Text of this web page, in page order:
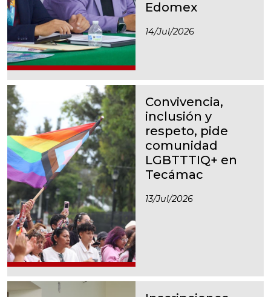
Edomex
14/jul/2026
Convivencia,
inclusión y
respeto, pide
comunidad
LGBTTTIQ+ en
Tecámac
13/jul/2026